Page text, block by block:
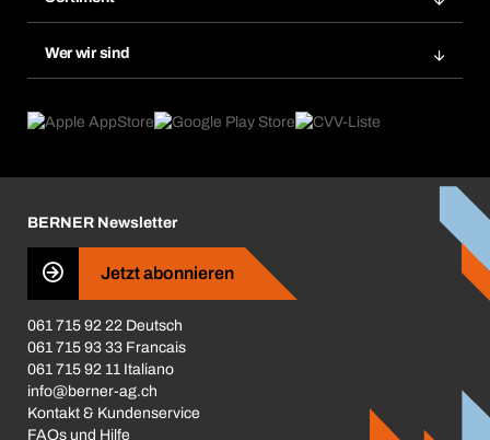
Nachbestellung
Dauerauftrag
Gefahrenstoffdatenbank
eProcurement
Produktfinder
Wer wir sind
Was uns antreibt
Business Conduct
BERNER Newsletter
Jetzt abonnieren
061 715 92 22 Deutsch
061 715 93 33 Francais
061 715 92 11 Italiano
info@berner-ag.ch
Kontakt & Kundenservice
FAQs und Hilfe